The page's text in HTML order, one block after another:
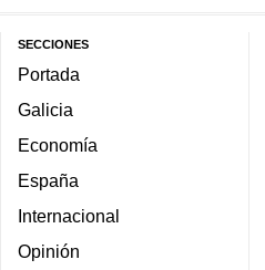
SECCIONES
Portada
Galicia
Economía
España
Internacional
Opinión